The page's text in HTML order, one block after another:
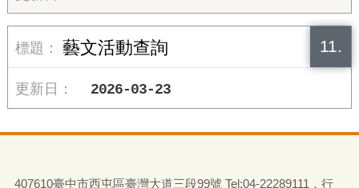
11.
藝文活動查詢
2026-03-23
407610臺中市西屯區臺灣大道三段99號 Tel:04-22289111．行